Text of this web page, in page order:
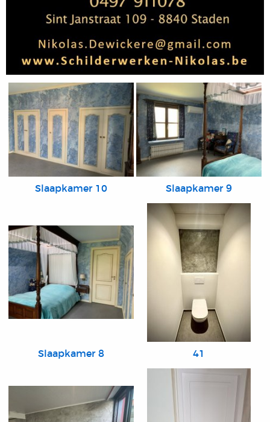
Slaapkamer 10 Slaapkamer 9
Slaapkamer 8 41